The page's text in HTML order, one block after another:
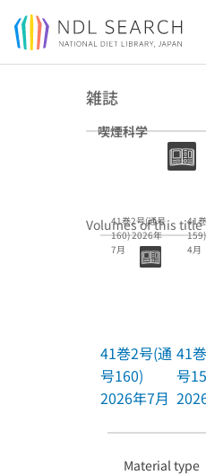
Jump to main content
雑誌
喫煙科学
Volumes of this title
41巻2号(通号
160) 2026年
7月
41巻2号(通
号160)
2026年7月
41
4月
41
号
Material type